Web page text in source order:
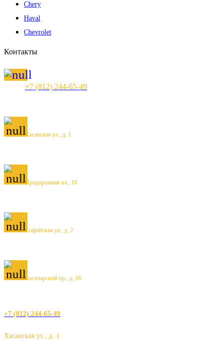
Chery
Haval
Chevrolet
Контакты
+7 (812) 244-65-49
Хасанская ул., д. 1
Придорожная ал., 10
Софийская ул., д. 2
Богатырский пр., д. 16
+7 (812) 244-65-49
Хасанская ул., д. 1